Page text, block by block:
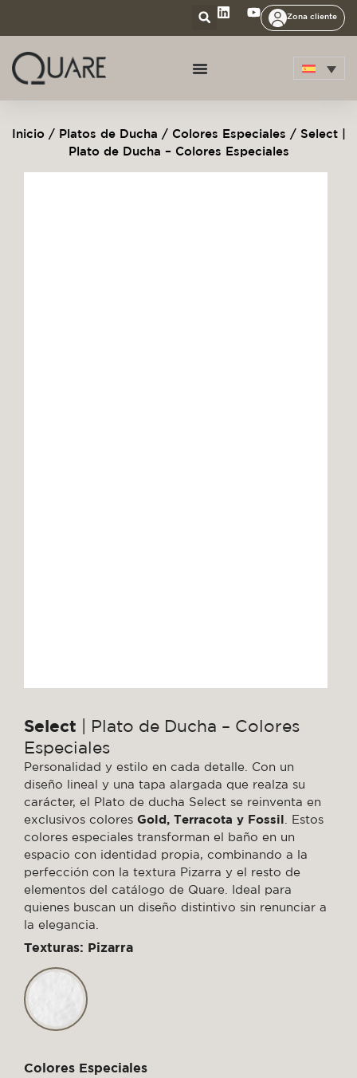
Zona cliente
Inicio / Platos de Ducha / Colores Especiales / Select |
Plato de Ducha – Colores Especiales
Select | Plato de Ducha – Colores
Especiales
Personalidad y estilo en cada detalle. Con un
diseño lineal y una tapa alargada que realza su
carácter, el Plato de ducha Select se reinventa en
exclusivos colores Gold, Terracota y Fossil . Estos
colores especiales transforman el baño en un
espacio con identidad propia, combinando a la
perfección con la textura Pizarra y el resto de
elementos del catálogo de Quare. Ideal para
quienes buscan un diseño distintivo sin renunciar a
la elegancia.
Texturas: Pizarra
Colores Especiales